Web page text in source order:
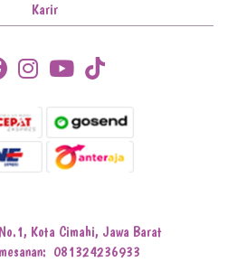
Karir
Kota Cimahi, Jawa Barat
081324236933